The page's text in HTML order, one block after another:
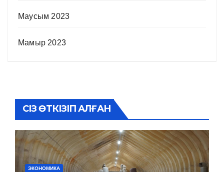
Маусым 2023
Мамыр 2023
СІЗ ӨТКІЗІП АЛҒАН
ЭКОНОМИКА